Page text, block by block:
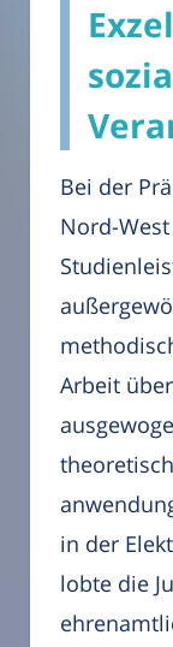
Bei der
Nord-
Arbeit
in der
lobte die